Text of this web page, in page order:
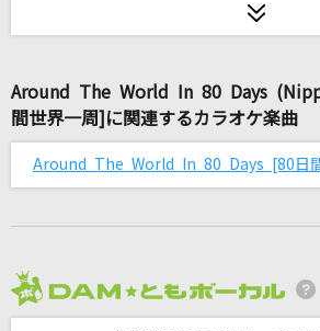
中森明菜
Capretto
Chevon
相思相愛(名探偵コナンアニメバ
バズマザーズ
Around The World In 80 Days
間世界一周]に関連するカラオケ楽曲
Around The World In 80 Days [80日間